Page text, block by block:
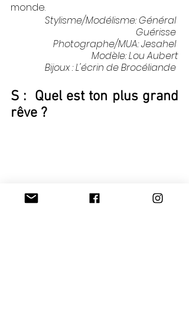
monde.
Stylisme/Modélisme: Général
Guérisse
Photographe/MUA: Jesahel
Modèle: Lou Aubert
Bijoux : L'écrin de Brocéliande
S :  Quel est ton plus grand
rêve ?